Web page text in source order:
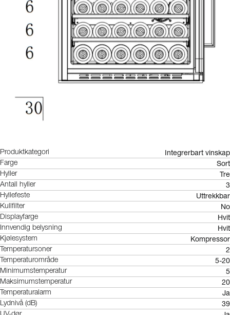
Produktkategori Integrerbart vinskap
Farge Sort
Hyller Tre
Antall hyller 3
Hyllefeste Uttrekkbar
Kullfilter No
Displayfarge Hvit
Innvendig belysning Hvit
Kjølesystem Kompressor
Temperatursoner 2
Temperaturområde 5-20
Minimumstemperatur 5
Maksimumstemperatur 20
Temperaturalarm Ja
Lydnivå (dB) 39